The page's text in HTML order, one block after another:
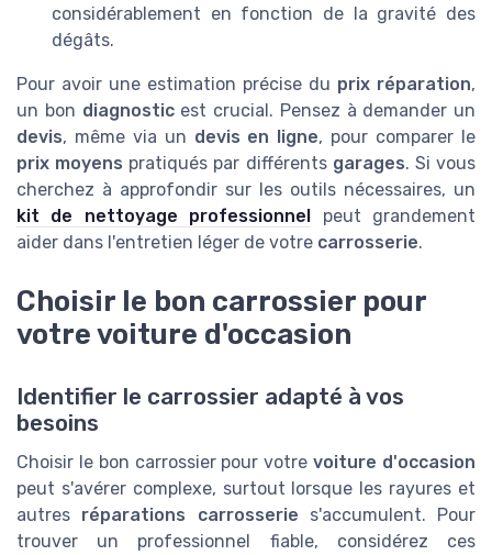
considérablement en fonction de la gravité des
dégâts.
Pour avoir une estimation précise du prix réparation,
un bon diagnosticest crucial. Pensez à demander un
devis, même via un devis en ligne, pour comparer le
prix moyens pratiqués par différents garages. Si vous
cherchez à approfondir sur les outils nécessaires, un
kit de nettoyage professionnel
peut grandement
aider dans l'entretien léger de votre carrosserie.
Choisir le bon carrossier pour
votre voiture d'occasion
Identifier le carrossier adapté à vos
besoins
Choisir le bon carrossier pour votrevoiture d'occasion
peut s'avérer complexe, surtout lorsque les rayures et
autres réparations carrosserie s'accumulent. Pour
trouver un professionnel fiable, considérez ces